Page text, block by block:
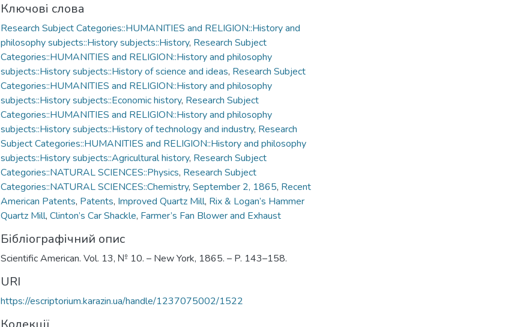
Ключові слова
Research Subject Categories::HUMANITIES and RELIGION::History and
philosophy subjects::History subjects::History, Research Subject
Categories::HUMANITIES and RELIGION::History and philosophy
subjects::History subjects::History of science and ideas, Research Subject
Categories::HUMANITIES and RELIGION::History and philosophy
subjects::History subjects::Economic history, Research Subject
Categories::HUMANITIES and RELIGION::History and philosophy
subjects::History subjects::History of technology and industry, Research
Subject Categories::HUMANITIES and RELIGION::History and philosophy
subjects::History subjects::Agricultural history, Research Subject
Categories::NATURAL SCIENCES::Physics, Research Subject
Categories::NATURAL SCIENCES::Chemistry, September 2, 1865, Recent
American Patents, Patents, Improved Quartz Mill, Rix & Logan’s Hammer
Quartz Mill, Clinton’s Car Shackle, Farmer’s Fan Blower and Exhaust
Бібліографічний опис
Scientific American. Vol. 13, № 10. – New York, 1865. – P. 143–158.
URI
https://escriptorium.karazin.ua/handle/1237075002/1522